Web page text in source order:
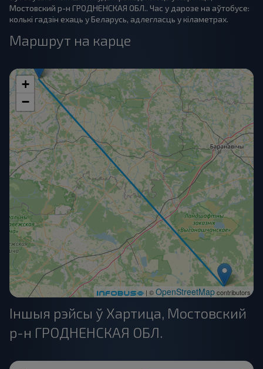
Мостовский р-н ГРОДНЕНСКАЯ ОБЛ.. Час у дарозе на аўтобусе:
колькі гадзін ехаць у Беларусь, адлегласць у кіламетрах.
Маршрут на карце
+
−
| ©OpenStreetMapcontributors
Іншыя рэйсы ў Хартица, Мостовский
р-н ГРОДНЕНСКАЯ ОБЛ.